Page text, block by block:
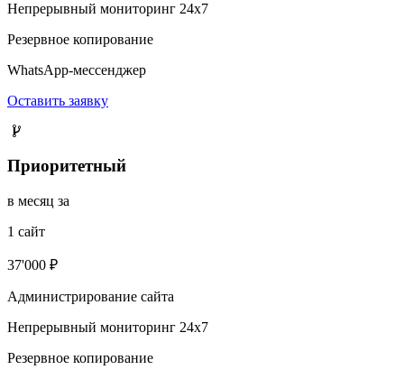
Непрерывный мониторинг 24х7
Резервное копирование
WhatsApp-мессенджер
Оставить заявку
Приоритетный
в месяц за
1 сайт
37'000 ₽
Администрирование сайта
Непрерывный мониторинг 24х7
Резервное копирование